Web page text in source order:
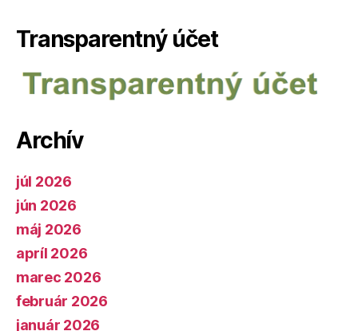
Transparentný účet
Archív
júl 2026
jún 2026
máj 2026
apríl 2026
marec 2026
február 2026
január 2026